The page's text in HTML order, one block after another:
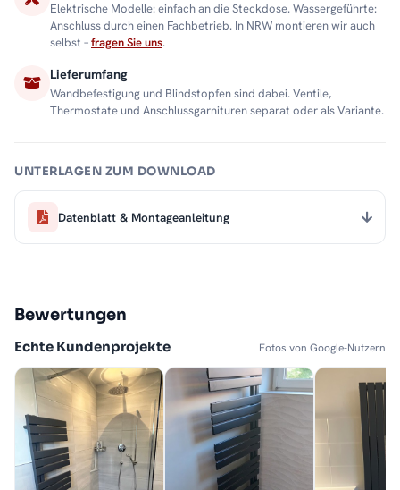
Elektrische Modelle: einfach an die Steckdose. Wassergeführte:
Anschluss durch einen Fachbetrieb. In NRW montieren wir auch
selbst –fragen Sie uns.
Lieferumfang
Wandbefestigung und Blindstopfen sind dabei. Ventile,
Thermostate und Anschlussgarnituren separat oder als Variante.
UNTERLAGEN ZUM DOWNLOAD
Datenblatt & Montageanleitung
Bewertungen
Echte Kundenprojekte Fotos von Google-Nutzern